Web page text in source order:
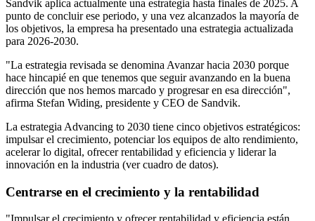
Sandvik aplica actualmente una estrategia hasta finales de 2025. A
punto de concluir ese periodo, y una vez alcanzados la mayoría de
los objetivos, la empresa ha presentado una estrategia actualizada
para 2026-2030.
"La estrategia revisada se denomina Avanzar hacia 2030 porque
hace hincapié en que tenemos que seguir avanzando en la buena
dirección que nos hemos marcado y progresar en esa dirección",
afirma Stefan Widing, presidente y CEO de Sandvik.
La estrategia Advancing to 2030 tiene cinco objetivos estratégicos:
impulsar el crecimiento, potenciar los equipos de alto rendimiento,
acelerar lo digital, ofrecer rentabilidad y eficiencia y liderar la
innovación en la industria (ver cuadro de datos).
Centrarse en el crecimiento y la rentabilidad